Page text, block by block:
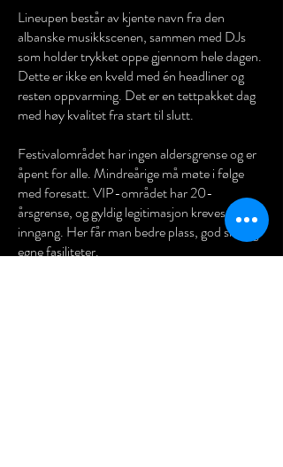
Lineupen består av kjente navn fra den
albanske musikkscenen, sammen med DJs
som holder trykket oppe gjennom hele dagen.
Dette er ikke en kveld med én headliner og
resten oppvarming. Det er en tettpakket dag
med høy kvalitet fra start til slutt.
Festivalområdet har ingen aldersgrense og er
åpent for alle. Mindreårige må møte i følge
med foresatt. VIP-området har 20-
årsgrense, og gyldig legitimasjon kreves ved
inngang. Her får man bedre plass, god sikt og
egne fasiliteter.